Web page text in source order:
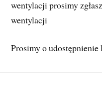
wentylacji prosimy
wentylacji
Prosimy o